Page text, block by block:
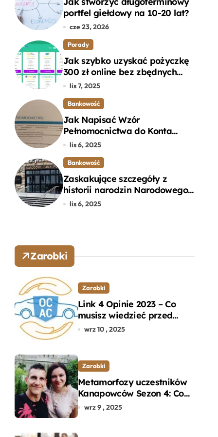
portfel giełdowy na 10-20 lat?
cze 23, 2026
Porady
Jak szybko uzyskać pożyczkę
300 zł online bez zbędnych
formalności?
lis 7, 2025
Bankowość
Jak Napisać Wzór
Pełnomocnictwa do Konta
Bankowego – Praktyczny
lis 6, 2025
Bankowość
Zaskakujące szczegóły z
historii narodzin Narodowego
Banku Polskiego, o których
lis 6, 2025
Zarobki
Zarobki
Link 4 Opinie 2023 – Co
musisz wiedzieć przed
wyborem ubezpieczenia
wrz 10 , 2025
Zarobki
Metamorfozy uczestników
Kanapowców Sezon 4: Co
naprawdę zaskoczyło
wrz 9 , 2025